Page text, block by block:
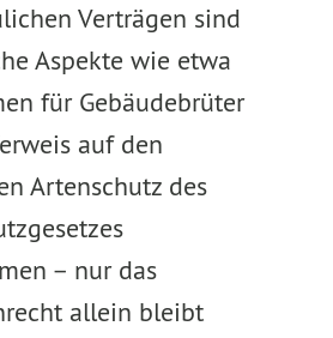
Verträgen sind
Aspekte wie etwa
für Gebäudebrüter
auf den
Artenschutz des
– nur das
allein bleibt